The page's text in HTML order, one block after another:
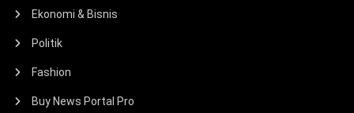
Ekonomi & Bisnis
Politik
Fashion
Buy News Portal Pro